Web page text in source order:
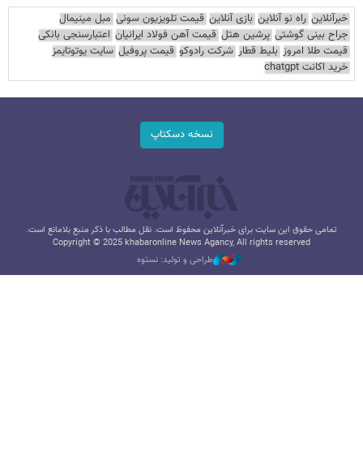
خبرآنلاین راه نو آنلاین بازی آنلاین قیمت تلویزیون سونی مبل مینیمال
جراح بینی گوشتی پرشین هتل قیمت آهن فولاد ایرانیان اعتبارسنجی بانکی
قیمت طلا امروز بلیط قطار شرکت رادوکو قیمت پروفیل سایت یوتوتایمز
خرید اکانت chatgpt
نسخه دسکتاپ
تمامی حقوق این سایت برای خبرآنلاین محفوظ است. نقل مطالب با ذکر منبع بلامانع است.
Copyright © 2025 khabaronline News Agancy, All rights reserved
طراحی و تولید: نستوه